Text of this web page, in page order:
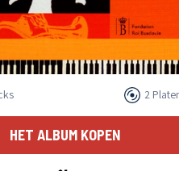
2
HET ALBUM KOPEN